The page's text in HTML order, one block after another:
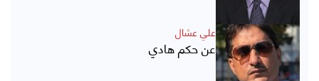
علي عشال
عن حكم هادي